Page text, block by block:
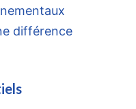
différence